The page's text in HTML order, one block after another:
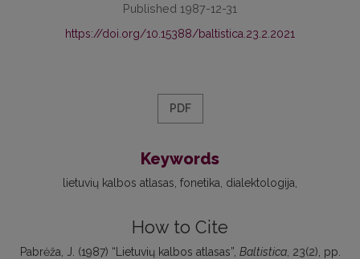
Published 1987-12-31
https://doi.org/10.15388/baltistica.23.2.2021
PDF
Keywords
lietuvių kalbos atlasas fonetika dialektologija
How to Cite
Pabrėža, J. (1987) “Lietuvių kalbos atlasas”, Baltistica, 23(2), pp.